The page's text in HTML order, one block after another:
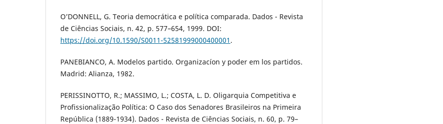
O’DONNELL, G. Teoria democrática e política comparada. Dados - Revista
de Ciências Sociais, n. 42, p. 577–654, 1999. DOI:
https://doi.org/10.1590/S0011-52581999000400001 .
PANEBIANCO, A. Modelos partido. Organizacíon y poder em los partidos.
Madrid: Alianza, 1982.
PERISSINOTTO, R.; MASSIMO, L.; COSTA, L. D. Oligarquia Competitiva e
Profissionalização Política: O Caso dos Senadores Brasileiros na Primeira
República (1889-1934). Dados - Revista de Ciências Sociais, n. 60, p. 79–